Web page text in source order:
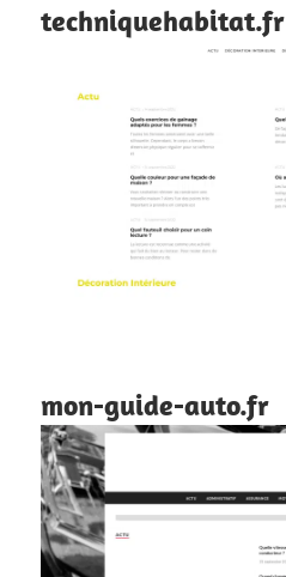
techniquehabitat.fr
mon-guide-auto.fr